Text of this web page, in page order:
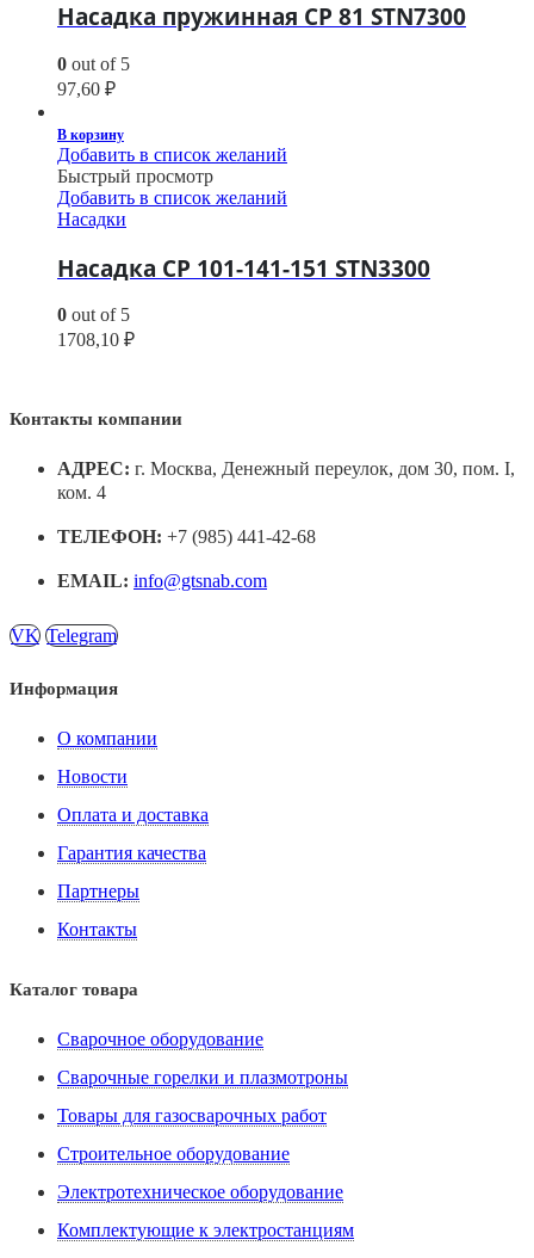
Насадка пружинная CP 81 STN7300
0 out of 5
97,60 ₽
В корзину
Добавить в список желаний
Быстрый просмотр
Добавить в список желаний
Насадки
Насадка CP 101-141-151 STN3300
0 out of 5
1708,10 ₽
Контакты компании
АДРЕС: г. Москва, Денежный переулок, дом 30, пом. I,
ком. 4
ТЕЛЕФОН: +7 (985) 441-42-68
EMAIL: info@gtsnab.com
VK Telegram
Информация
О компании
Новости
Оплата и доставка
Гарантия качества
Партнеры
Контакты
Каталог товара
Сварочное оборудование
Сварочные горелки и плазмотроны
Товары для газосварочных работ
Строительное оборудование
Электротехническое оборудование
Комплектующие к электростанциям